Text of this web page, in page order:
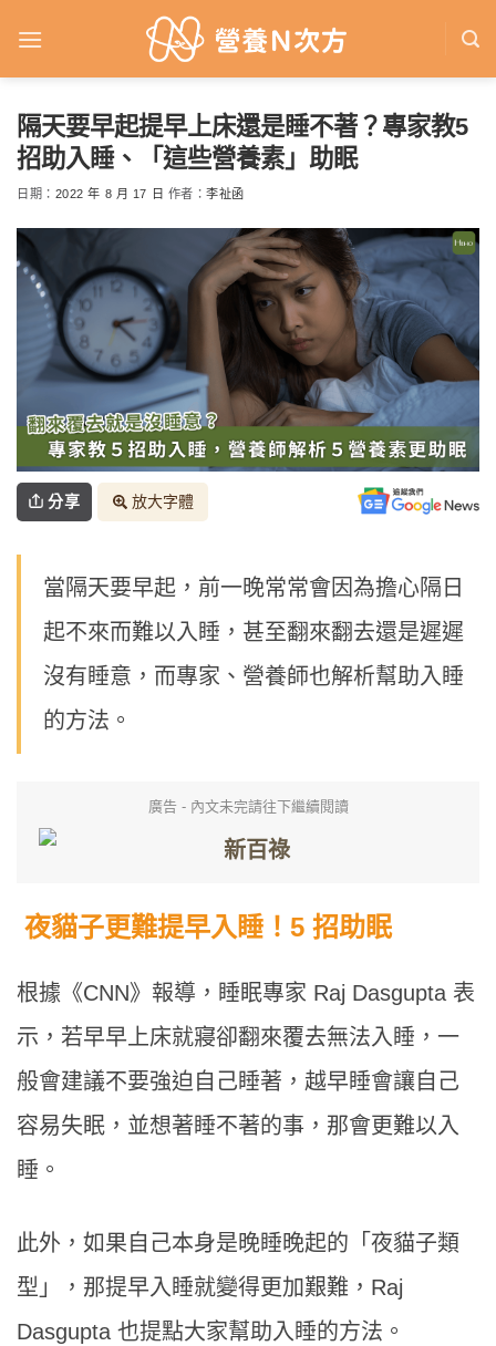
隔天要早起提早上床還是睡不著？專家教5
招助入睡、「這些營養素」助眠
日期： 2022 年 8 月 17 日 作者：李祉函
分享 放大字體
當隔天要早起，前一晚常常會因為擔心隔日
起不來而難以入睡，甚至翻來翻去還是遲遲
沒有睡意，而專家、營養師也解析幫助入睡
的方法。
廣告 - 內文未完請往下繼續閱讀
夜貓子更難提早入睡！5 招助眠
根據《CNN》報導，睡眠專家 Raj Dasgupta 表
示，若早早上床就寢卻翻來覆去無法入睡，一
般會建議不要強迫自己睡著，越早睡會讓自己
容易失眠，並想著睡不著的事，那會更難以入
睡。
此外，如果自己本身是晚睡晚起的「夜貓子類
型」，那提早入睡就變得更加艱難，Raj
Dasgupta 也提點大家幫助入睡的方法。